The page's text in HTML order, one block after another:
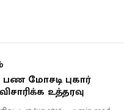
பண மோசடி புகார்
உத்தரவு